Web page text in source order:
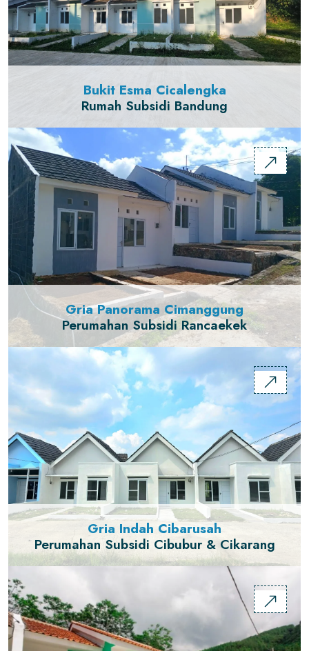
Bukit Esma Cicalengka
Rumah Subsidi Bandung
Gria Panorama Cimanggung
Perumahan Subsidi Rancaekek
Gria Indah Cibarusah
Perumahan Subsidi Cibubur & Cikarang